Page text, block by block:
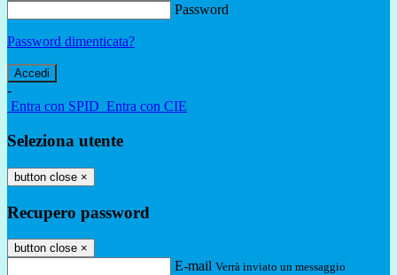
Password
Password dimenticata?
-
Entra con SPID Entra con CIE
Seleziona utente
button close ×
Recupero password
button close ×
E-mail Verrà inviato un messaggio